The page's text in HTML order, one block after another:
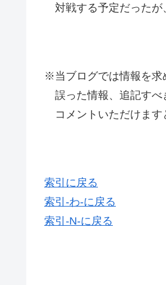
対戦する予定だったが
※当ブログでは情報を求
誤った情報、追記すべ
コメントいただけます
索引に戻る
索引-わ-に戻る
索引-N-に戻る